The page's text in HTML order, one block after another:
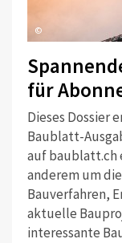
©
für
Dieses Dossier
Baublatt-
auf baublatt.ch
anderem um
Bauverfahren,
aktuelle
interessante